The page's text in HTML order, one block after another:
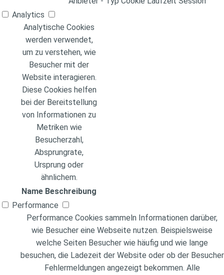
Analytics
Analytische Cookies
werden verwendet,
um zu verstehen, wie
Besucher mit der
Website interagieren.
Diese Cookies helfen
bei der Bereitstellung
von Informationen zu
Metriken wie
Besucherzahl,
Absprungrate,
Ursprung oder
ähnlichem.
Name Beschreibung
Performance
Performance Cookies sammeln Informationen darüber,
wie Besucher eine Webseite nutzen. Beispielsweise
welche Seiten Besucher wie häufig und wie lange
besuchen, die Ladezeit der Website oder ob der Besucher
Fehlermeldungen angezeigt bekommen. Alle